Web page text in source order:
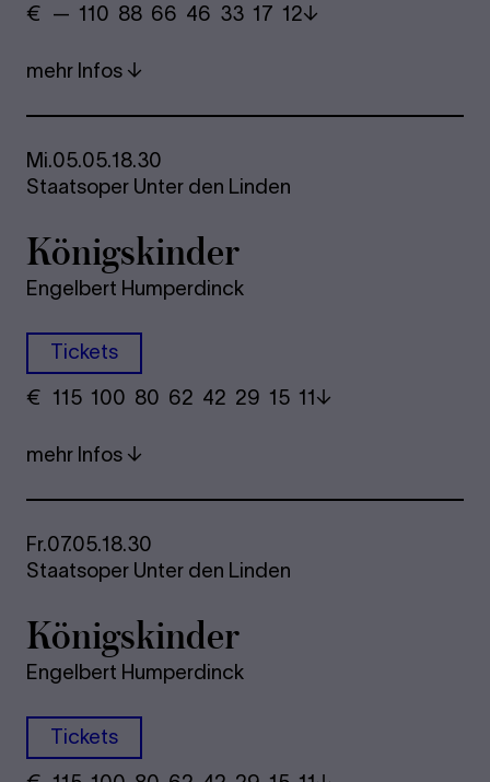
€ ​ — 110 88​ 66 46 33​ 17 12
mehr Infos
Mi.05.05.18.30
Staatsoper Unter den Linden
Königskinder
Engelbert Humperdinck
Tickets
€ ​ 115 100 80​ 62 42 29​ 15 11
mehr Infos
Fr.07.05.18.30
Staatsoper Unter den Linden
Königskinder
Engelbert Humperdinck
Tickets